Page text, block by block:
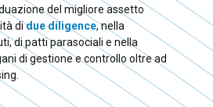
del migliore assetto
didue diligence, nella
di patti parasociali e nella
di gestione e controllo oltre ad